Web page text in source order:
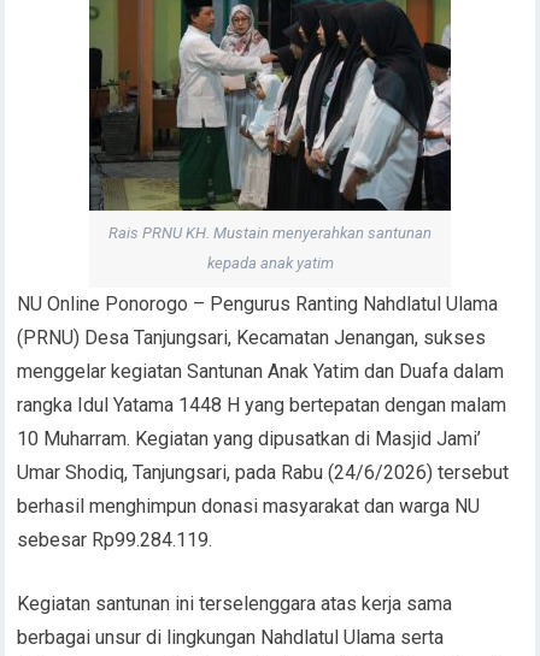
Rais PRNU KH. Mustain menyerahkan santunan
kepada anak yatim
NU Online Ponorogo – Pengurus Ranting Nahdlatul Ulama
(PRNU) Desa Tanjungsari, Kecamatan Jenangan, sukses
menggelar kegiatan Santunan Anak Yatim dan Duafa dalam
rangka Idul Yatama 1448 H yang bertepatan dengan malam
10 Muharram. Kegiatan yang dipusatkan di Masjid Jami’
Umar Shodiq, Tanjungsari, pada Rabu (24/6/2026) tersebut
berhasil menghimpun donasi masyarakat dan warga NU
sebesar Rp99.284.119.
Kegiatan santunan ini terselenggara atas kerja sama
berbagai unsur di lingkungan Nahdlatul Ulama serta